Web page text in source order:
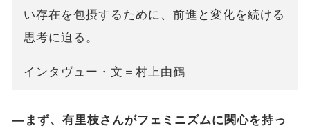
い存在を包摂するために、前進と変化を続ける
思考に迫る。
インタヴュー・文＝村上由鶴
―まず、有里枝さんがフェミニズムに関心を持っ